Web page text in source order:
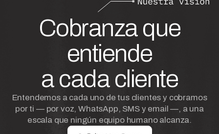
Cobranza que
entiende
a cada cliente
Entendemos a cada uno de tus clientes y cobramos
por ti — por voz, WhatsApp, SMS y email —, a una
escala que ningún equipo humano alcanza.